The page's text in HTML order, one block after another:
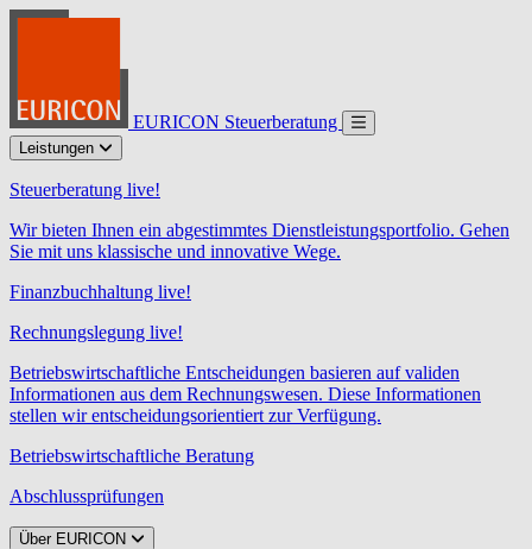
EURICON Steuerberatung
Leistungen
Steuerberatung live!
Wir bieten Ihnen ein abgestimmtes Dienstleistungsportfolio. Gehen
Sie mit uns klassische und innovative Wege.
Finanzbuchhaltung live!
Rechnungslegung live!
Betriebswirtschaftliche Entscheidungen basieren auf validen
Informationen aus dem Rechnungswesen. Diese Informationen
stellen wir entscheidungsorientiert zur Verfügung.
Betriebswirtschaftliche Beratung
Abschlussprüfungen
Über EURICON